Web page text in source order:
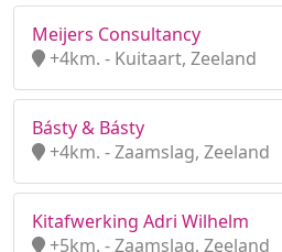
Meijers Consultancy
+4km. - Kuitaart, Zeeland
Básty & Básty
+4km. - Zaamslag, Zeeland
Kitafwerking Adri Wilhelm
+5km. - Zaamslag, Zeeland